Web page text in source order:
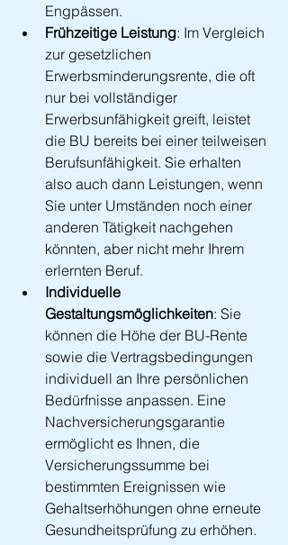
Engpässen.
Frühzeitige Leistung: Im Vergleich
zur gesetzlichen
Erwerbsminderungsrente, die oft
nur bei vollständiger
Erwerbsunfähigkeit greift, leistet
die BU bereits bei einer teilweisen
Berufsunfähigkeit. Sie erhalten
also auch dann Leistungen, wenn
Sie unter Umständen noch einer
anderen Tätigkeit nachgehen
könnten, aber nicht mehr Ihrem
erlernten Beruf.
Individuelle
Gestaltungsmöglichkeiten: Sie
können die Höhe der BU-Rente
sowie die Vertragsbedingungen
individuell an Ihre persönlichen
Bedürfnisse anpassen. Eine
Nachversicherungsgarantie
ermöglicht es Ihnen, die
Versicherungssumme bei
bestimmten Ereignissen wie
Gehaltserhöhungen ohne erneute
Gesundheitsprüfung zu erhöhen.